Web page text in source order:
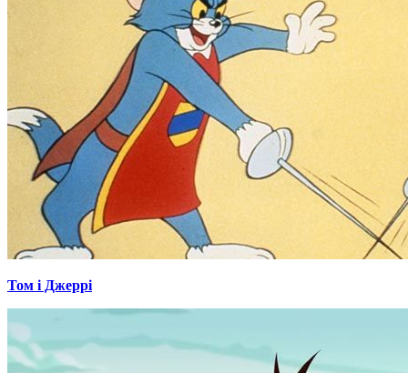
Том і Джеррі